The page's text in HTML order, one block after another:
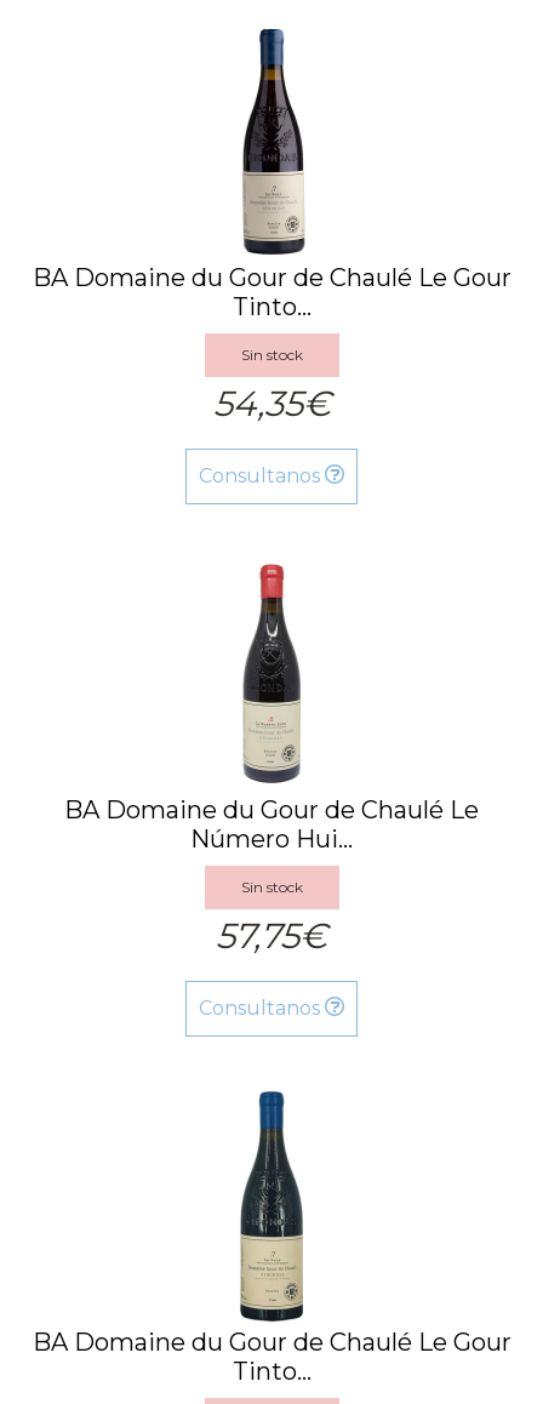
BA Domaine du Gour de Chaulé Le Gour
Tinto...
Sin stock
54,35€
Consultanos
BA Domaine du Gour de Chaulé Le
Número Hui...
Sin stock
57,75€
Consultanos
BA Domaine du Gour de Chaulé Le Gour
Tinto...